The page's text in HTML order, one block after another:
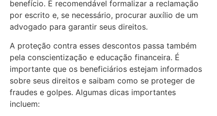
benefício. É recomendável formalizar a reclamação
por escrito e, se necessário, procurar auxílio de um
advogado para garantir seus direitos.
A proteção contra esses descontos passa também
pela conscientização e educação financeira. É
importante que os beneficiários estejam informados
sobre seus direitos e saibam como se proteger de
fraudes e golpes. Algumas dicas importantes
incluem: